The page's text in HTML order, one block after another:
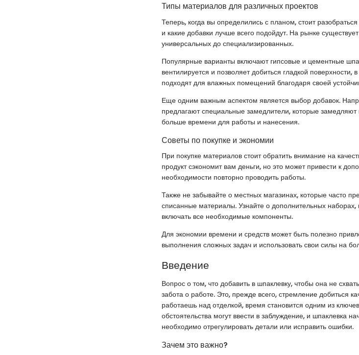
Типы материалов для различных проектов
Теперь, когда вы определились с планом, стоит
и какие добавки лучше всего подойдут. На рынке
универсальных до специализированных.
Популярные варианты включают гипсовые и цементные
вентилируется и позволяет добиться гладкой
подходят для влажных помещений благодаря своей
Еще одним важным аспектом является выбор добавок.
предлагают специальные замедлители, которые
больше времени для работы и нанесения.
Советы по покупке и экономии
При покупке материалов стоит обратить внимание на
продукт сэкономит вам деньги, но это может привести к
необходимости повторно проводить работы.
Также не забывайте о местных магазинах, которые часто
списанные материалы. Узнайте о дополнительных наборах,
включать все необходимые компоненты.
Для экономии времени и средств может быть полезно
выполнения сложных задач и использовать свои силы на
Введение
Вопрос о том, что добавить в шпаклевку, чтобы она не
забота о работе. Это, прежде всего, стремление добиться
работаешь над отделкой, время становится одним из
обстоятельства могут ввести в заблуждение, и шпаклевка
необходимо отрегулировать детали или исправить ошибки.
Зачем это важно?